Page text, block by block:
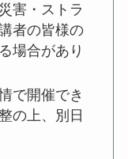
害・ストラ
者の皆様の
場合があり
で開催でき
の上、別日